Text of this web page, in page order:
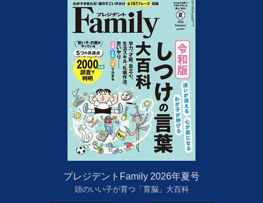
プレジデントFamily 2026年夏号
頭のいい子が育つ「育脳」大百科